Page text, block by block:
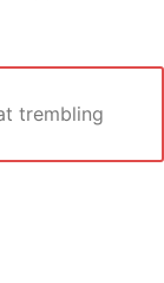
trembling